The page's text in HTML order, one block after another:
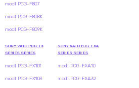
modl PCG-F807
modl PCG-F808K
modl PCG-F809K
SONY VAIO PCG-FX
SERIES SERIES
modl PCG-FX101
modl PCG-FX103
SONY VAIO PCG-FXA
SERIES SERIES
modl PCG-FXA10
modl PCG-FXA32